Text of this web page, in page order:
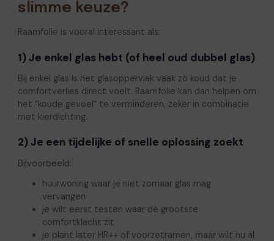
slimme keuze?
Raamfolie is vooral interessant als:
1) Je enkel glas hebt (of heel oud dubbel glas)
Bij enkel glas is het glasoppervlak vaak zó koud dat je
comfortverlies direct voelt. Raamfolie kan dan helpen om
het “koude gevoel” te verminderen, zeker in combinatie
met kierdichting.
2) Je een tijdelijke of snelle oplossing zoekt
Bijvoorbeeld:
huurwoning waar je niet zomaar glas mag
vervangen
je wilt eerst testen waar de grootste
comfortklacht zit
je plant later HR++ of voorzetramen, maar wilt nu al